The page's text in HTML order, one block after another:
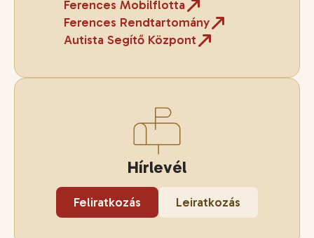
Ferences Mobilflotta
Ferences Rendtartomány
Autista Segítő Központ
Hírlevél
Feliratkozás Leiratkozás